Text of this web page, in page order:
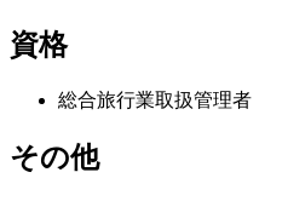
資格
総合旅行業取扱管理者
その他